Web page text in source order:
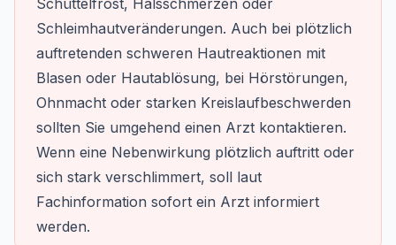
Schüttelfrost, Halsschmerzen oder
Schleimhautveränderungen. Auch bei plötzlich
auftretenden schweren Hautreaktionen mit
Blasen oder Hautablösung, bei Hörstörungen,
Ohnmacht oder starken Kreislaufbeschwerden
sollten Sie umgehend einen Arzt kontaktieren.
Wenn eine Nebenwirkung plötzlich auftritt oder
sich stark verschlimmert, soll laut
Fachinformation sofort ein Arzt informiert
werden.